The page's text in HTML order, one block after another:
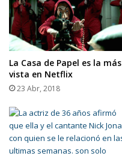
La Casa de Papel es la más
vista en Netflix
23 Abr, 2018